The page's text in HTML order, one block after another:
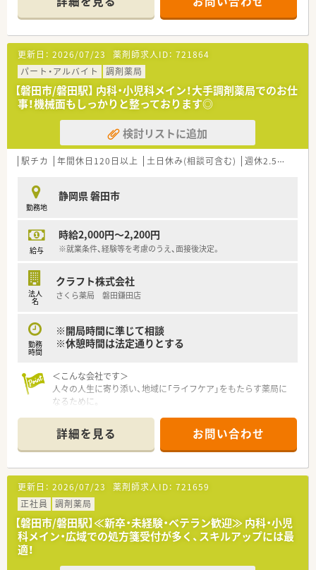
・産休・育休取得率100％！男性薬剤師の育児休業の実績もござい
ます。
復職後、お子様が小さいうちは「パート社員」、お子様が大きくな
り、手が離れてきたら「正社員」に戻ることも可能です。柔軟な雇
用形態の変更が何回でも可能です。
・従業員の平均年齢は34歳、幹部社員の平均年齢は38.6歳と、若
い社員が多いのも特徴です。年齢を問わず、実績を伴えば、幹部
を目指せます。
・薬剤師の正社員比率が70%強と非常に高い為、パートさんが多
い企業に比べて業務量が均一化されているのでお休みも取りや
すい環境です。
・働きやすい環境が後押しとなって、社員の平均勤続年数は約6年
と長めです。
・領域別専門研修、在宅研修、OJTトレーナー研修、海外視察研修
・管理薬剤師～エリアマネージャーへのキャリアアップもあり、
企画力を高め、企業の幹部として活躍して行ける力を養う幹部研
更新日： 2026/07/23 薬剤師求人ID： 721864
パート・アルバイト
調剤薬局
【磐田市/磐田駅】 内科・小児科メイン！大手調剤薬局でのお仕
事！機械面もしっかりと整っております◎
検討リストに追加
駅チカ 年間休日120日以上 土日休み(相談可含む) 週休2.5日以上
勤務地
静岡県 磐田市
給与
時給2,000円～2,200円
※就業条件、経験等を考慮のうえ、面接後決定。
法人
名
クラフト株式会社
さくら薬局 磐田鎌田店
勤務
時間
※開局時間に準じて相談
※休憩時間は法定通りとする
＜こんな会社です＞
人々の人生に寄り添い、地域に「ライフケア」をもたらす薬局に
なるために。
りひとりの人生に寄り添い、質の高い医療サービスを届ける薬剤
師を求め育てています。
＜特徴・ポイントのご紹介＞
★薬剤師を守る独自システム
業務をサポートするために様々なシステムを独自開発していま
す。
その一つが約20年前から導入され、進化を続けている調剤シス
テム「SPITS」。
処方箋受付から一連の調剤業務を連動させ、業務効率化を図るほ
調剤過誤防止機能を高め、患者様と働くスタッフを守っていま
詳細を見る お問い合わせ
更新日： 2026/07/23 薬剤師求人ID： 721659
正社員
調剤薬局
【磐田市/磐田駅】≪新卒・未経験・ベテラン歓迎≫ 内科・小児
科メイン・広域での処方箋受付が多く、スキルアップには最
適！